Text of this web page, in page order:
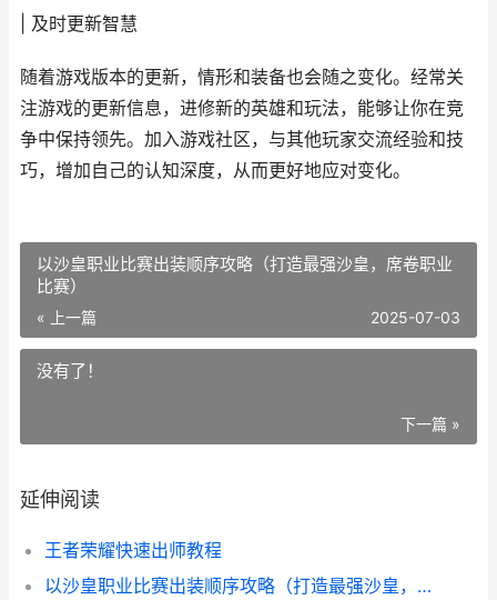
| 及时更新智慧
随着游戏版本的更新，情形和装备也会随之变化。经常关
注游戏的更新信息，进修新的英雄和玩法，能够让你在竞
争中保持领先。加入游戏社区，与其他玩家交流经验和技
巧，增加自己的认知深度，从而更好地应对变化。
以沙皇职业比赛出装顺序攻略（打造最强沙皇，席卷职业
比赛）
« 上一篇 2025-07-03
没有了！
下一篇 »
延伸阅读
王者荣耀快速出师教程
以沙皇职业比赛出装顺序攻略（打造最强沙皇，席卷职业比赛）